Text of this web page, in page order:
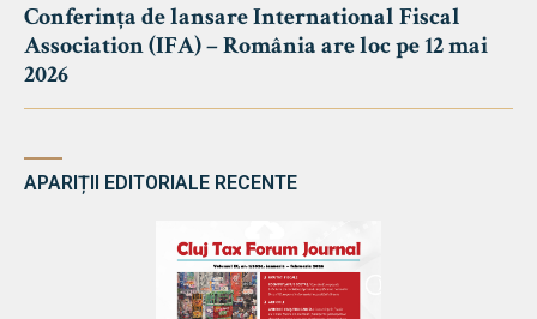
Conferința de lansare International Fiscal
Association (IFA) – România are loc pe 12 mai
2026
APARIȚII EDITORIALE RECENTE